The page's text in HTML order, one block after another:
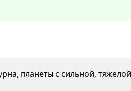
планеты с сильной, тяжелой